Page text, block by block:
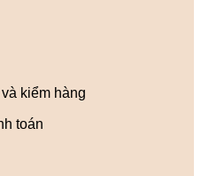
kiểm hàng
toán